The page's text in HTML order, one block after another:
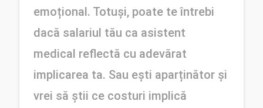
emoțional. Totuși, poate te întrebi
dacă salariul tău ca asistent
medical reflectă cu adevărat
implicarea ta. Sau ești aparținător și
vrei să știi ce costuri implică